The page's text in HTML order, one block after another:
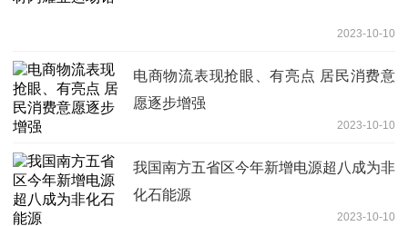
2023-10-10
电商物流表现抢眼、有亮点 居民消费意
愿逐步增强
2023-10-10
我国南方五省区今年新增电源超八成为非
化石能源
2023-10-10